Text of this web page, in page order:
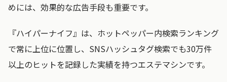
めには、効果的な広告手段も重要です。
『ハイパーナイフ』は、ホットペッパー内検索ランキング
で常に上位に位置し、SNSハッシュタグ検索でも30万件
以上のヒットを記録した実績を持つエステマシンです。